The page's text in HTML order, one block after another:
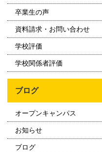
卒業生の声
資料請求・お問い合わせ
学校評価
学校関係者評価
ブログ
オープンキャンパス
お知らせ
ブログ